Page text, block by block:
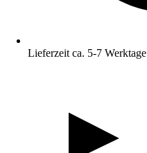
Lieferzeit ca. 5-7 Werktage